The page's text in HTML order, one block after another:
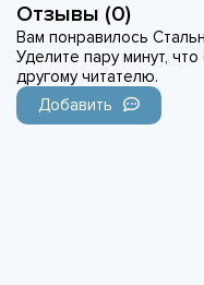
Отзывы (0)
Вам понравилось
Уделите пару минут,
другому читателю.
Добавить